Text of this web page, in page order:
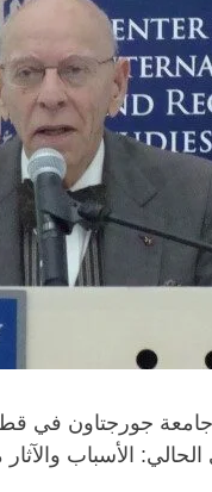
جورجتاون في
الأسباب